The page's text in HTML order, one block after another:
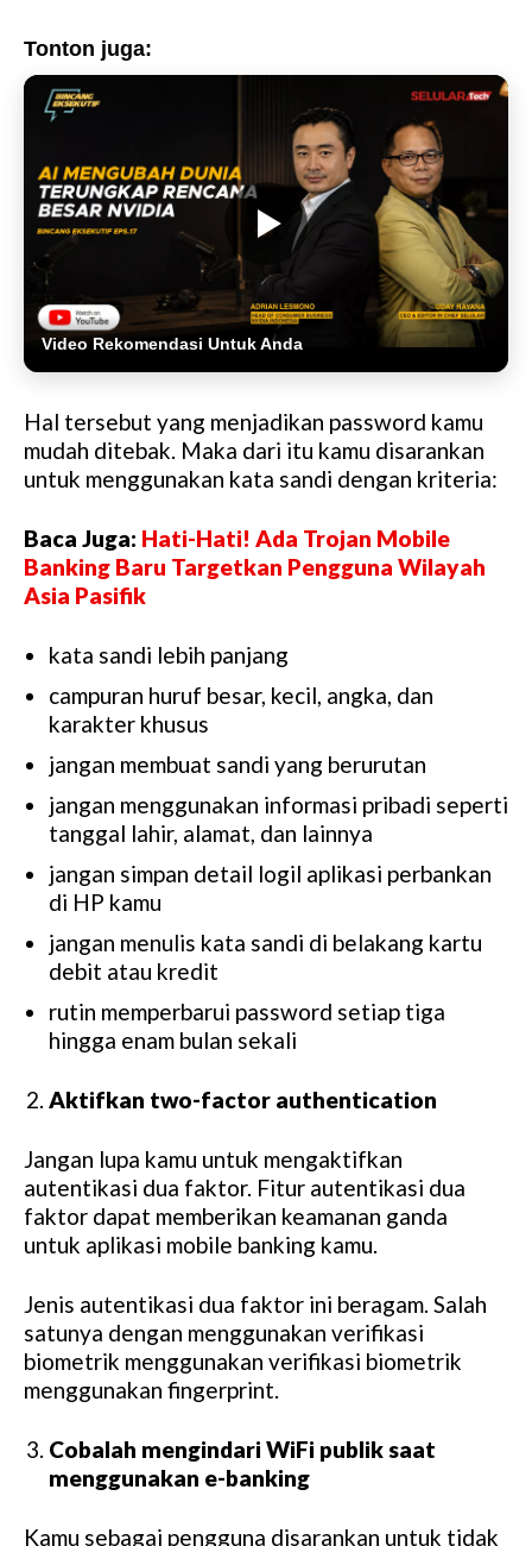
Tonton juga:
Video Rekomendasi Untuk Anda
Hal tersebut yang menjadikan password kamu
mudah ditebak. Maka dari itu kamu disarankan
untuk menggunakan kata sandi dengan kriteria:
Baca Juga: Hati-Hati! Ada Trojan Mobile
Banking Baru Targetkan Pengguna Wilayah
Asia Pasifik
kata sandi lebih panjang
campuran huruf besar, kecil, angka, dan
karakter khusus
jangan membuat sandi yang berurutan
jangan menggunakan informasi pribadi seperti
tanggal lahir, alamat, dan lainnya
jangan simpan detail logil aplikasi perbankan
di HP kamu
jangan menulis kata sandi di belakang kartu
debit atau kredit
rutin memperbarui password setiap tiga
hingga enam bulan sekali
Aktifkan two-factor authentication
Jangan lupa kamu untuk mengaktifkan
autentikasi dua faktor. Fitur autentikasi dua
faktor dapat memberikan keamanan ganda
untuk aplikasi mobile banking kamu.
Jenis autentikasi dua faktor ini beragam. Salah
satunya dengan menggunakan verifikasi
biometrik menggunakan verifikasi biometrik
menggunakan fingerprint.
Cobalah mengindari WiFi publik saat
menggunakan e-banking
Kamu sebagai pengguna disarankan untuk tidak